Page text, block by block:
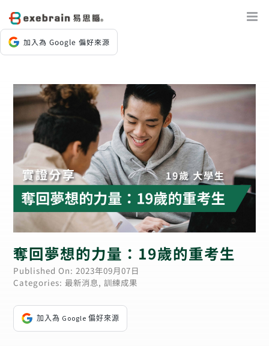
content加入為 Google 偏好來源
奪回夢想的力量：19歲的重考生
Published On: 2023年09月07日
Categories:最新消息,訓練成果
加入為 Google 偏好來源